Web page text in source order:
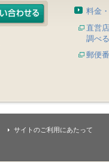
料金
直営
調べる
郵便
サイトのご利用にあたって